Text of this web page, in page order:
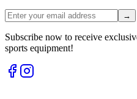
→
Subscribe now to receive
sports equipment!